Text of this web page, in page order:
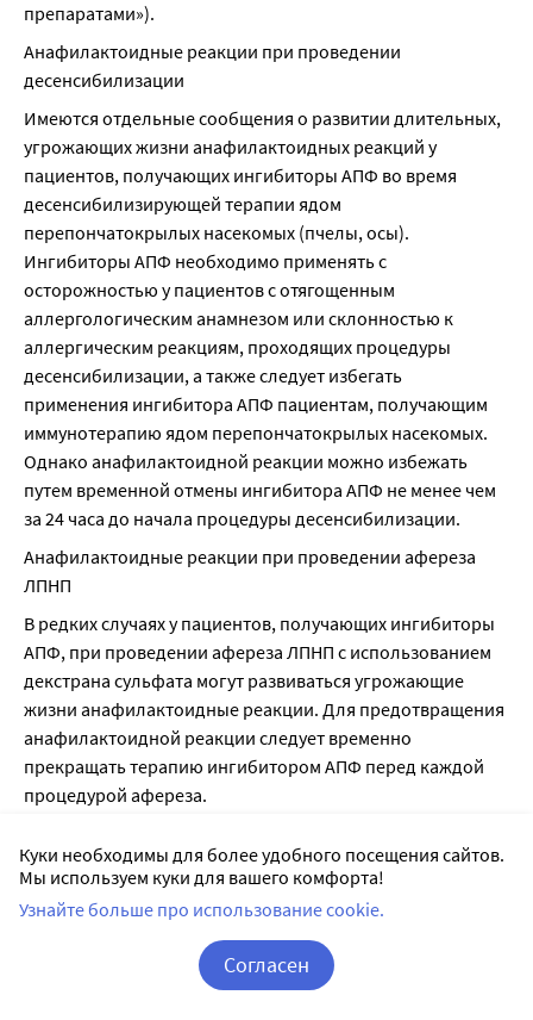
препаратами»).
Анафилактоидные реакции при проведении
десенсибилизации
Имеются отдельные сообщения о развитии длительных,
угрожающих жизни анафилактоидных реакций у
пациентов, получающих ингибиторы АПФ во время
десенсибилизирующей терапии ядом
перепончатокрылых насекомых (пчелы, осы).
Ингибиторы АПФ необходимо применять с
осторожностью у пациентов с отягощенным
аллергологическим анамнезом или склонностью к
аллергическим реакциям, проходящих процедуры
десенсибилизации, а также следует избегать
применения ингибитора АПФ пациентам, получающим
иммунотерапию ядом перепончатокрылых насекомых.
Однако анафилактоидной реакции можно избежать
путем временной отмены ингибитора АПФ не менее чем
за 24 часа до начала процедуры десенсибилизации.
Анафилактоидные реакции при проведении афереза
ЛПНП
В редких случаях у пациентов, получающих ингибиторы
АПФ, при проведении афереза ЛПНП с использованием
декстрана сульфата могут развиваться угрожающие
жизни анафилактоидные реакции. Для предотвращения
анафилактоидной реакции следует временно
прекращать терапию ингибитором АПФ перед каждой
процедурой афереза.
У пациентов, получающих ингибиторы АПФ, при
проведении гемодиализа с использованием
отмечены анафилактоидные реакции. Поэтому
желательно использовать мембрану другого типа или
Куки необходимы для более удобного посещения сайтов.
Мы используем куки для вашего комфорта!
Узнайте больше про использование cookie.
Согласен